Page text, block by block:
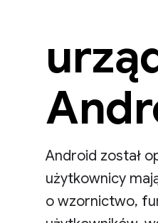
Android został
użytkownicy
o wzornictwo,